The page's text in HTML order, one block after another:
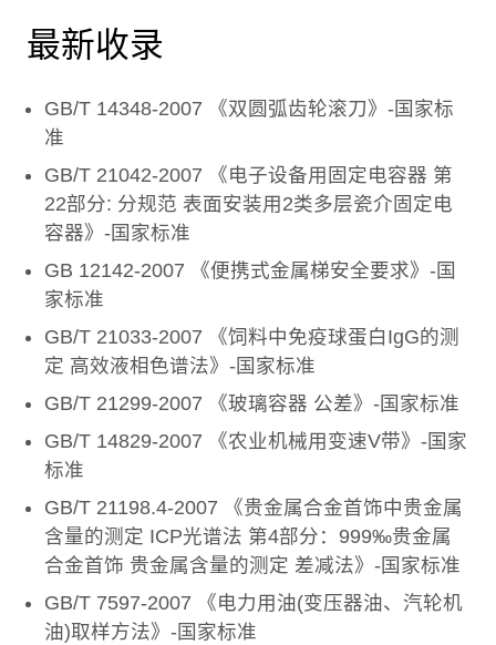
最新收录
GB/T 14348-2007 《双圆弧齿轮滚刀》-国家标
准
GB/T 21042-2007 《电子设备用固定电容器 第
22部分: 分规范 表面安装用2类多层瓷介固定电
容器》-国家标准
GB 12142-2007 《便携式金属梯安全要求》-国
家标准
GB/T 21033-2007 《饲料中免疫球蛋白IgG的测
定 高效液相色谱法》-国家标准
GB/T 21299-2007 《玻璃容器 公差》-国家标准
GB/T 14829-2007 《农业机械用变速V带》-国家
标准
GB/T 21198.4-2007 《贵金属合金首饰中贵金属
含量的测定 ICP光谱法 第4部分：999‰贵金属
合金首饰 贵金属含量的测定 差减法》-国家标准
GB/T 7597-2007 《电力用油(变压器油、汽轮机
油)取样方法》-国家标准